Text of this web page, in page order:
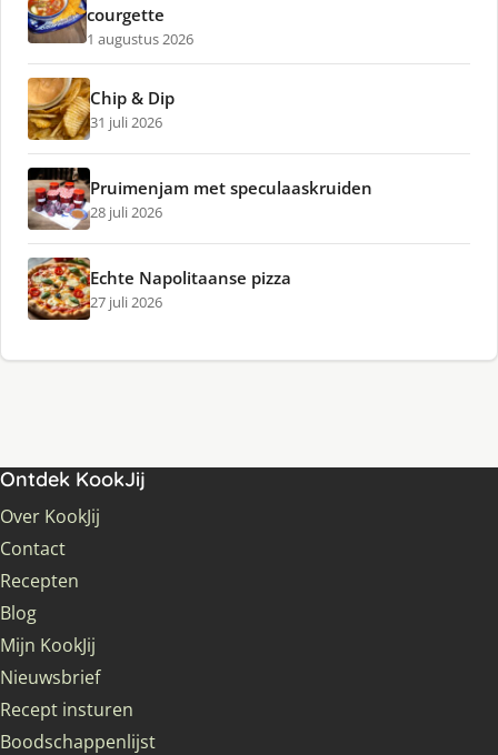
courgette
1 augustus 2026
Chip & Dip
31 juli 2026
Pruimenjam met speculaaskruiden
28 juli 2026
Echte Napolitaanse pizza
27 juli 2026
Ontdek KookJij
Over KookJij
Contact
Recepten
Blog
Mijn KookJij
Nieuwsbrief
Recept insturen
Boodschappenlijst